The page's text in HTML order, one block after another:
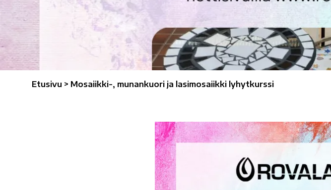
Etusivu > Mosaiikki-, munankuori ja lasimosaiikki lyhytkurssi